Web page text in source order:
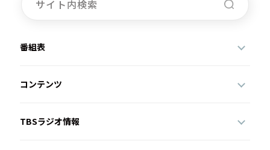
番組表
コンテンツ
TBSラジオ情報